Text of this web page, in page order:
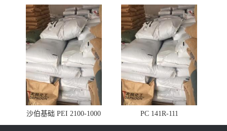
沙伯基础 PEI 2100-1000 PC 141R-111